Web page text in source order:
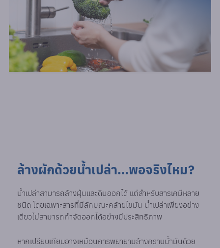
ล้างผักด้วยน้ำเปล่า…พอจริงไหม?
น้ำเปล่าสามารถล้างฝุ่นและดินออกได้ แต่สำหรับสารเคมีหลาย
ชนิด โดยเฉพาะสารที่มีลักษณะคล้ายไขมัน น้ำเปล่าเพียงอย่าง
เดียวไม่สามารถกำจัดออกได้อย่างมีประสิทธิภาพ
หากเปรียบเทียบอาจเหมือนการพยายามล้างคราบน้ำมันด้วย